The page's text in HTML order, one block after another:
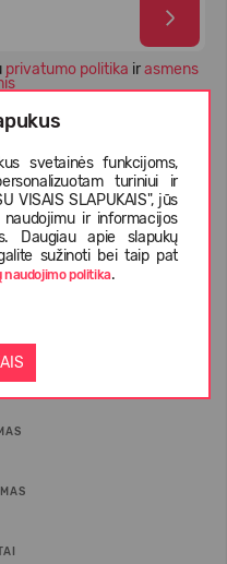
svetainės funkcijoms,
turiniui ir
VISAIS SLAPUKAIS", jūs
ir informacijos
Daugiau apie slapukų
sužinoti bei taip pat
naudojimo politika.
privatumo politika irasmens